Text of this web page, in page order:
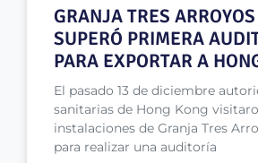
GRANJA TRES
SUPERÓ PRIMERA
PARA EXPORTAR A
El pasado 13 de diciembre
sanitarias de Hong Kong
instalaciones de Granja Tres
para realizar una auditoría